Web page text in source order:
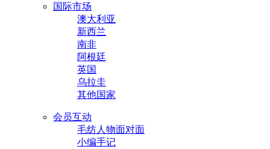
国际市场
澳大利亚
新西兰
南非
阿根廷
英国
乌拉圭
其他国家
会员互动
毛纺人物面对面
小编手记